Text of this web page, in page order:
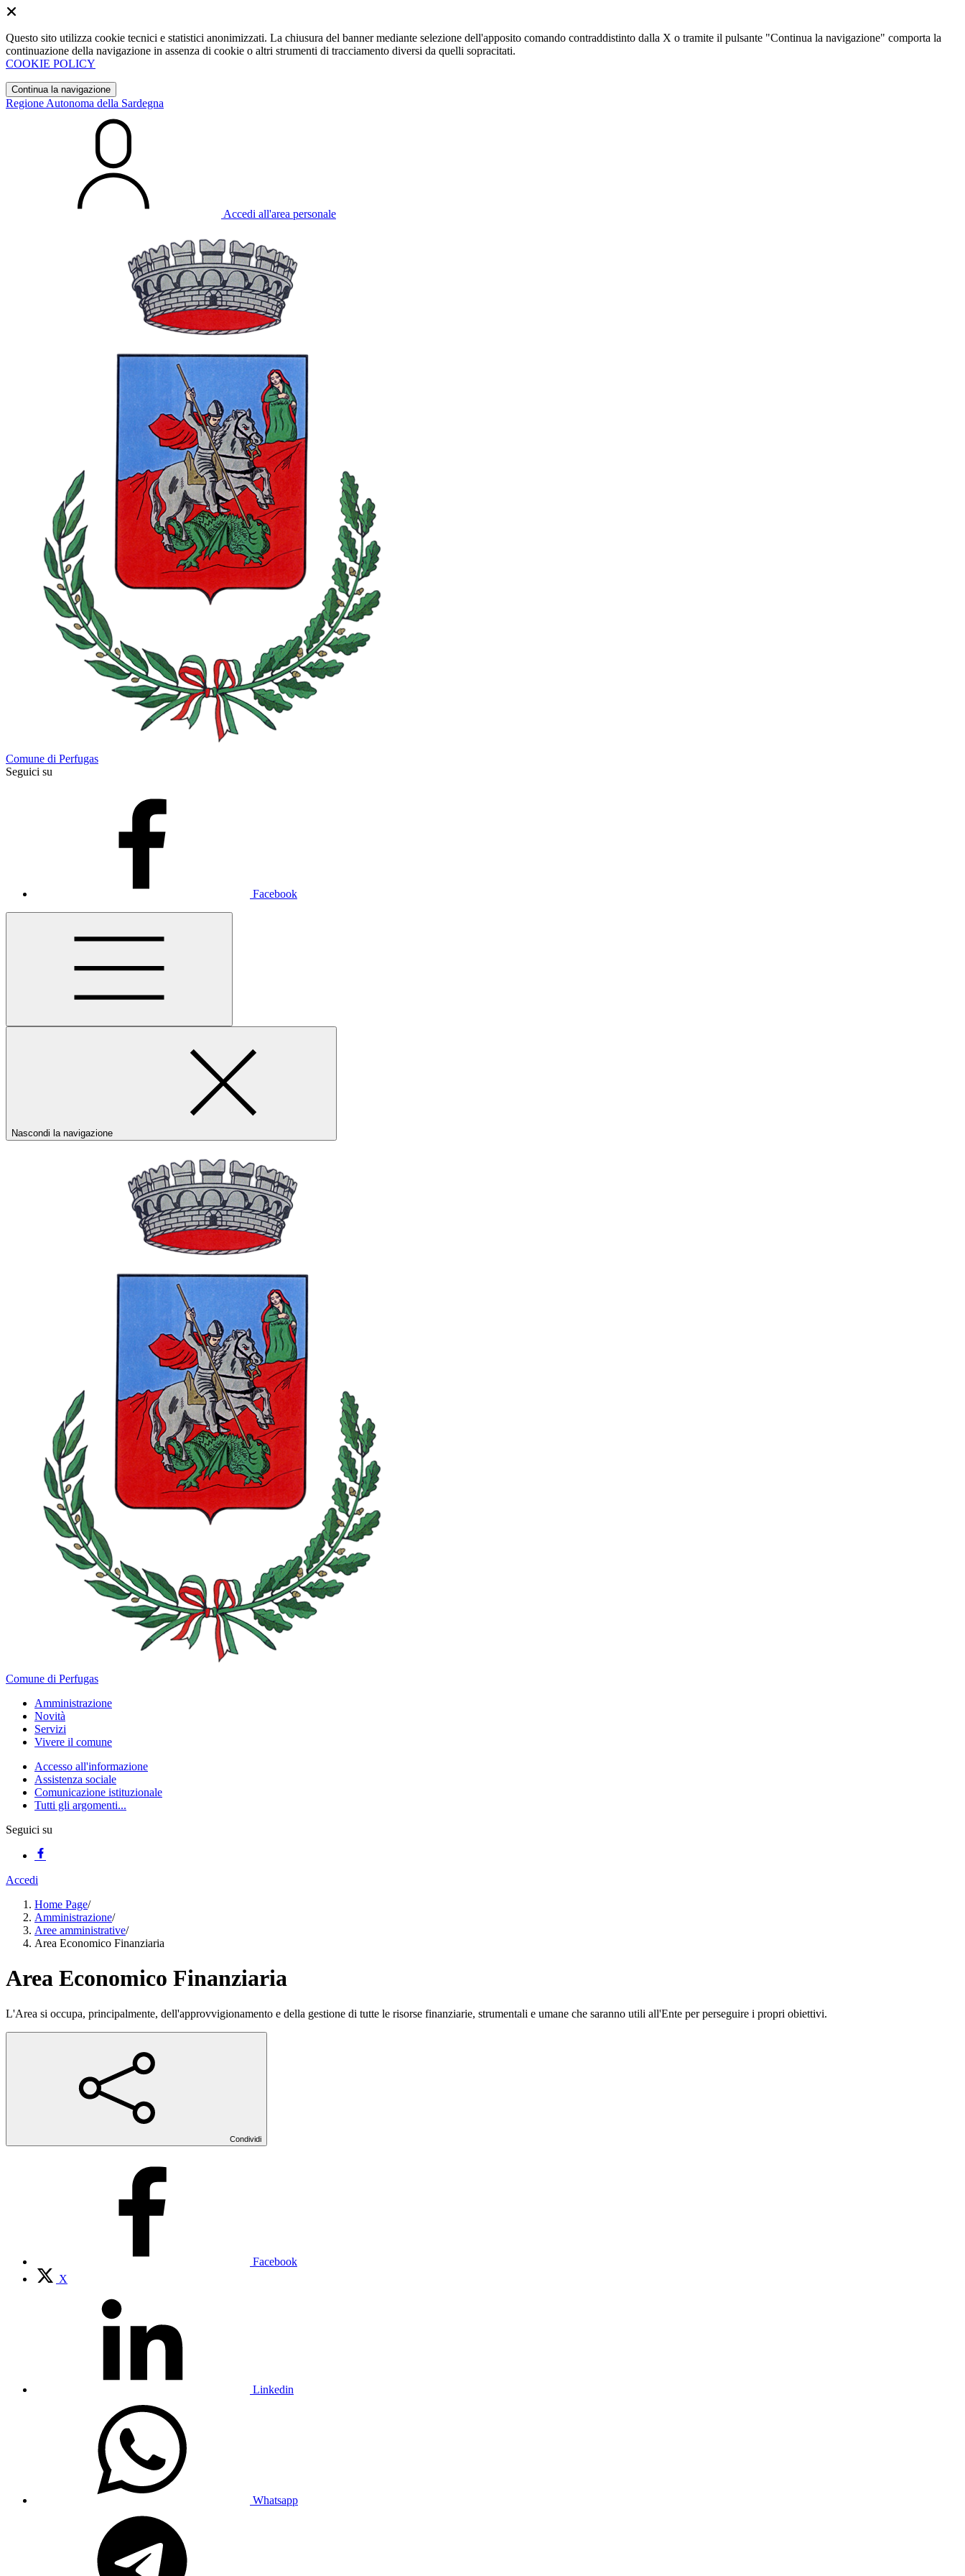
Questo sito utilizza cookie tecnici e statistici anonimizzati. La chiusura del banner mediante selezione dell'apposito comando contraddistinto dalla X o tramite il pulsante "Continua la navigazione" comporta la
continuazione della navigazione in assenza di cookie o altri strumenti di tracciamento diversi da quelli sopracitati.
COOKIE POLICY
Continua la navigazione
Regione Autonoma della Sardegna
Accedi all'area personale
Comune di Perfugas
Seguici su
Facebook
Nascondi la navigazione
Comune di Perfugas
Amministrazione
Novità
Servizi
Vivere il comune
Accesso all'informazione
Assistenza sociale
Comunicazione istituzionale
Tutti gli argomenti...
Seguici su
Accedi
Home Page/
Amministrazione/
Aree amministrative/
Area Economico Finanziaria
Area Economico Finanziaria
L'Area si occupa, principalmente, dell'approvvigionamento e della gestione di tutte le risorse finanziarie, strumentali e umane che saranno utili all'Ente per perseguire i propri obiettivi.
Condividi
Facebook
X
Linkedin
Whatsapp